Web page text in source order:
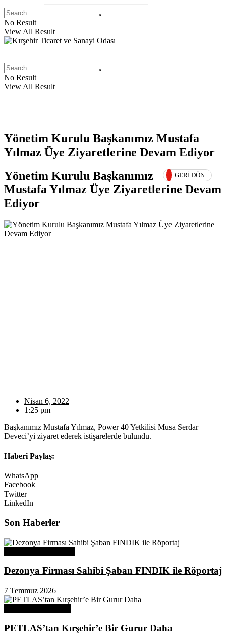
No Result
View All Result
No Result
View All Result
Yönetim Kurulu Başkanımız Mustafa
Yılmaz Üye Ziyaretlerine Devam Ediyor
GERI DÖN
Yönetim Kurulu Başkanımız
Mustafa Yılmaz Üye Ziyaretlerine Devam
Ediyor
Nisan 6, 2022
1:25 pm
Başkanımız Mustafa Yılmaz, Power 40 Yetkilisi Musa Serdar
Deveci’yi ziyaret ederek istişarelerde bulundu.
Haberi Paylaş:
WhatsApp
Facebook
Twitter
LinkedIn
Son Haberler
Dezonya Firması Sahibi Şaban FINDIK ile Röportaj
7 Temmuz 2026
PETLAS’tan Kırşehir’e Bir Gurur Daha